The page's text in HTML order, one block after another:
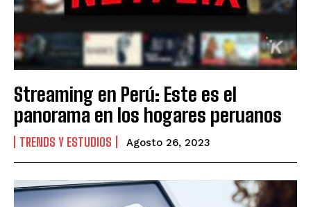
Streaming en Perú: Este es el
panorama en los hogares peruanos
TRENDS Y ESTUDIOS Agosto 26, 2023